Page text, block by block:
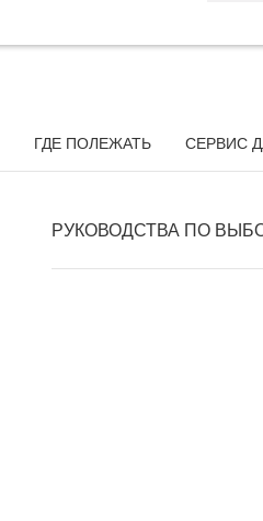
ГДЕ ПОЛЕЖАТЬ СЕРВИС
РУКОВОДСТВА ПО